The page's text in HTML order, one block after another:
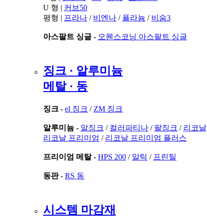
U 형 | 커브50
평형 | 프라나 / 비엔나 / 플라늄 / 비숨3
아스팔트 싱글 - 오웬스코닝 아스팔트 싱글
징크 · 알루미늄
메탈 · 동
징크 - el 징크 / ZM 징크
알루미늄 - 알징크 / 컬러파티나 / 팔징크 / 리코날
리코날 프리미엄 / 리코날 프리미엄 플러스
프리이엄 메탈 - HPS 200 / 알틱 / 프린틸
동판 - RS 동
시스템 마감재